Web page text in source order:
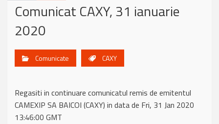
Comunicat CAXY, 31 ianuarie
2020
Comunicate CAXY
Regasiti in continuare comunicatul remis de emitentul
CAMEXIP SA BAICOI (CAXY) in data de Fri, 31 Jan 2020
13:46:00 GMT